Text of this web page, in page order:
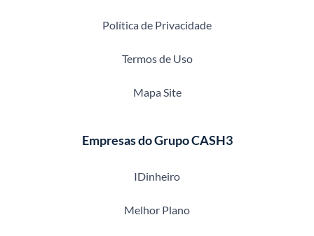
Política de Privacidade
Termos de Uso
Mapa Site
Empresas do Grupo CASH3
IDinheiro
Melhor Plano